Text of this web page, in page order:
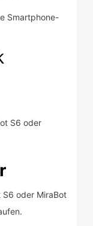
Smartphone-
S6 oder
oder MiraBot